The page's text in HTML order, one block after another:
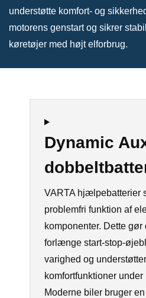
understøtte komfort- og
motorens genstart og sikrer
køretøjer med højt elforbrug.
Dynamic
VARTA hjælpebatterier
problemfri funktion af
komponenter. Dette gør
forlænge start-stop-
varighed og understøtter
komfortfunktioner under
Moderne biler bruger